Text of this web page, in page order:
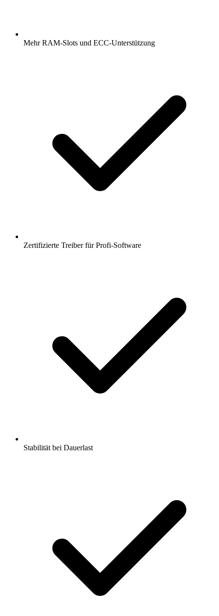
Mehr RAM-Slots und ECC-Unterstützung
Zertifizierte Treiber für Profi-Software
Stabilität bei Dauerlast